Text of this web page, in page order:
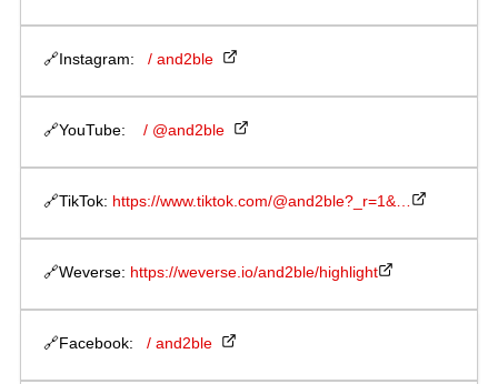
🔗Instagram: / and2ble
🔗YouTube: / @and2ble
🔗TikTok: https://www.tiktok.com/@and2ble?_r=1&…
🔗Weverse: https://weverse.io/and2ble/highlight
🔗Facebook: / and2ble